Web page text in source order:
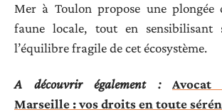
Mer à Toulon propose une plongée
faune locale, tout en sensibilisant
l’équilibre fragile de cet écosystème.
A découvrir également :
Avocat
Marseille : vos droits en toute